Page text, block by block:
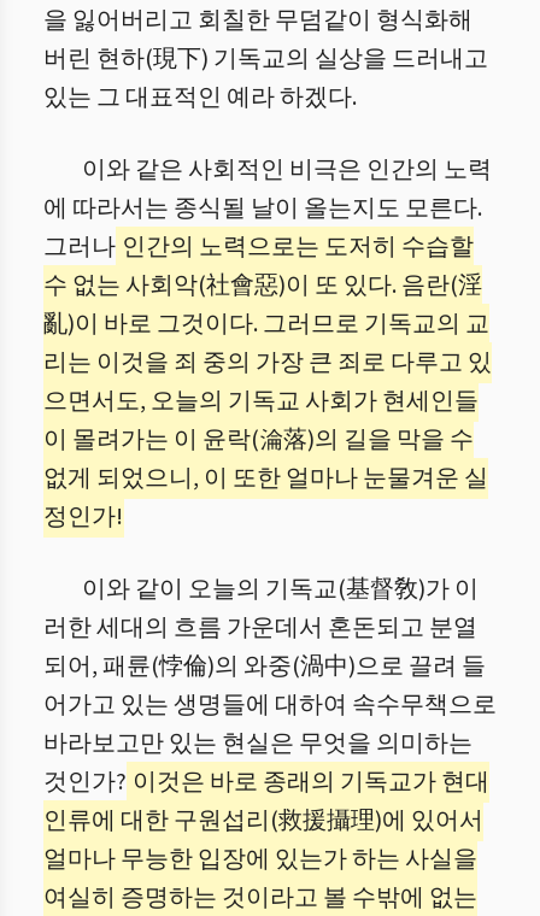
을 잃어버리고 회칠한 무덤같이 형식화해
버린 현하(現下) 기독교의 실상을 드러내고
있는 그 대표적인 예라 하겠다.
이와 같은 사회적인 비극은 인간의 노력
에 따라서는 종식될 날이 올는지도 모른다.
그러나 인간의 노력으로는 도저히 수습할
수 없는 사회악(社會惡)이 또 있다. 음란(淫
亂)이 바로 그것이다. 그러므로 기독교의 교
리는 이것을 죄 중의 가장 큰 죄로 다루고 있
으면서도, 오늘의 기독교 사회가 현세인들
이 몰려가는 이 윤락(淪落)의 길을 막을 수
없게 되었으니, 이 또한 얼마나 눈물겨운 실
정인가!
이와 같이 오늘의 기독교(基督敎)가 이
러한 세대의 흐름 가운데서 혼돈되고 분열
되어, 패륜(悖倫)의 와중(渦中)으로 끌려 들
어가고 있는 생명들에 대하여 속수무책으로
바라보고만 있는 현실은 무엇을 의미하는
것인가? 이것은 바로 종래의 기독교가 현대
인류에 대한 구원섭리(救援攝理)에 있어서
얼마나 무능한 입장에 있는가 하는 사실을
여실히 증명하는 것이라고 볼 수밖에 없는